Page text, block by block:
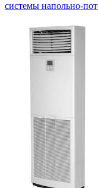
системы напольно-